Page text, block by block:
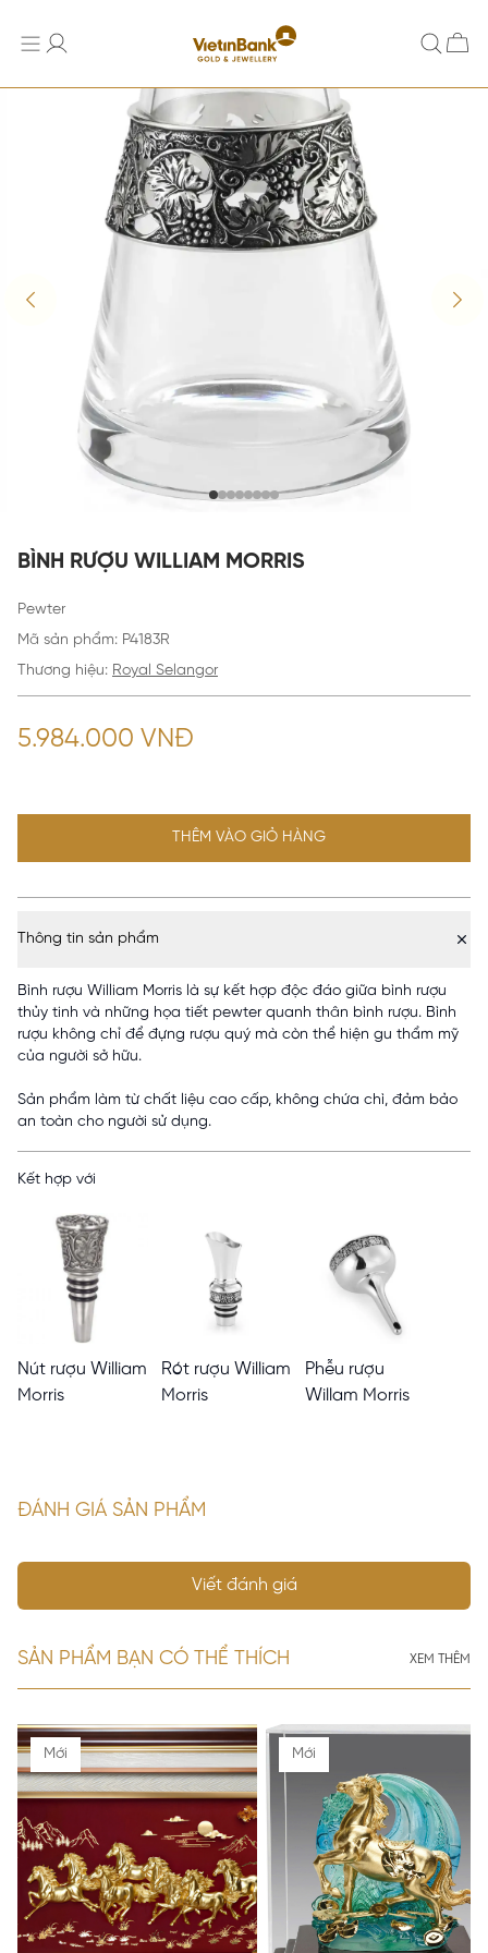
BÌNH RƯỢU WILLIAM MORRIS
Pewter
Mã sản phẩm: P4183R
Thương hiệu: Royal Selangor
5.984.000 VNĐ
THÊM VÀO GIỎ HÀNG
Thông tin sản phẩm
Bình rượu William Morris là sự kết hợp độc đáo giữa bình rượu
thủy tinh và những họa tiết pewter quanh thân bình rượu. Bình
rượu không chỉ để đựng rượu quý mà còn thể hiện gu thẩm mỹ
của người sở hữu.
Sản phẩm làm từ chất liệu cao cấp, không chứa chì, đảm bảo
an toàn cho người sử dụng.
Kết hợp với
Nút rượu William
Morris
Rót rượu William
Morris
Phễu rượu
Willam Morris
ĐÁNH GIÁ SẢN PHẨM
Viết đánh giá
SẢN PHẨM BẠN CÓ THỂ THÍCH XEM THÊM
Mới Mới